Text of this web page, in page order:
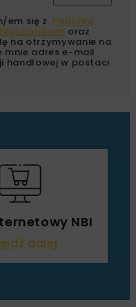
em się z Polityką
oraz
na otrzymywanie na
mnie adres e-mail
handlowej w postaci
NBI
dalej